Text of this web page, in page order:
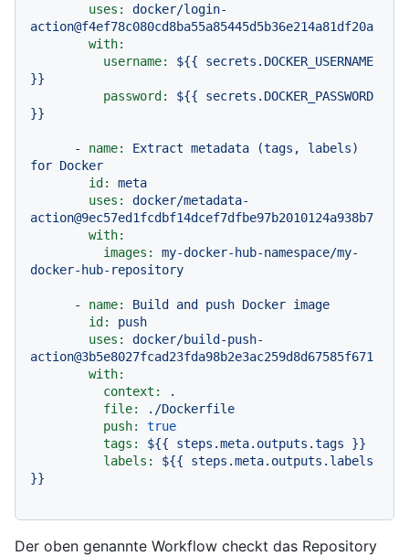
uses:
docker/login-
action@f4ef78c080cd8ba55a85445d5b36e214a81df20a
with:
username:
${{
secrets.DOCKER_USERNAME
}}
password:
${{
secrets.DOCKER_PASSWORD
}}
- name: Extract metadata (tags,
labels)
for Docker
id:
meta
uses:
docker/metadata-
action@9ec57ed1fcdbf14dcef7dfbe97b2010124a938b7
with:
images:
my-docker-hub-namespace/my-
docker-hub-repository
- name: Build and push Docker image
id:
push
uses:
docker/build-push-
action@3b5e8027fcad23fda98b2e3ac259d8d67585f671
with:
context:
.
file:
./Dockerfile
push:
true
tags:
${{ steps.meta.outputs.tags
}}
labels:
${{
steps.meta.outputs.labels
}}
Der oben genannte Workflow checkt das Repository